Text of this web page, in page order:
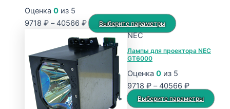
Оценка 0 из 5
9718 ₽ – 40566 ₽Диапазон
цен:
9718 ₽
40566 ₽
Выберите параметры
Этот
имеет
вариаций.
Опции
можно
NEC
Лампы для проектора NEC
GT6000
Оценка 0 из 5
9718 ₽ – 40566 ₽Диапазон
цен:
Выберите параметры